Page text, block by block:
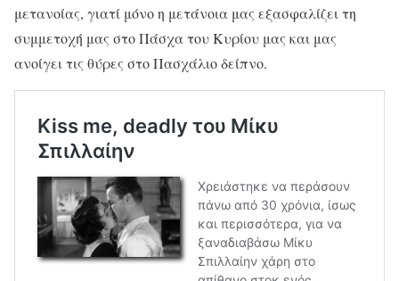
μετανοίας, γιατί μόνο η μετάνοια μας εξασφαλίζει τη
συμμετοχή μας στο Πάσχα του Κυρίου μας και μας
ανοίγει τις θύρες στο Πασχάλιο δείπνο.